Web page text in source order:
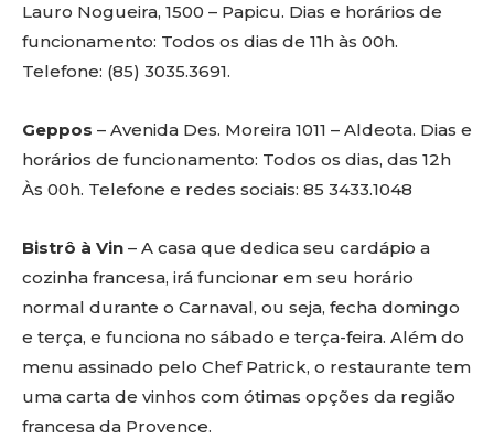
Lauro Nogueira, 1500 – Papicu. Dias e horários de
funcionamento: Todos os dias de 11h às 00h.
Telefone: (85) 3035.3691.
Geppos – Avenida Des. Moreira 1011 – Aldeota. Dias e
horários de funcionamento: Todos os dias, das 12h
Às 00h. Telefone e redes sociais: 85 3433.1048
Bistrô à Vin – A casa que dedica seu cardápio a
cozinha francesa, irá funcionar em seu horário
normal durante o Carnaval, ou seja, fecha domingo
e terça, e funciona no sábado e terça-feira. Além do
menu assinado pelo Chef Patrick, o restaurante tem
uma carta de vinhos com ótimas opções da região
francesa da Provence.